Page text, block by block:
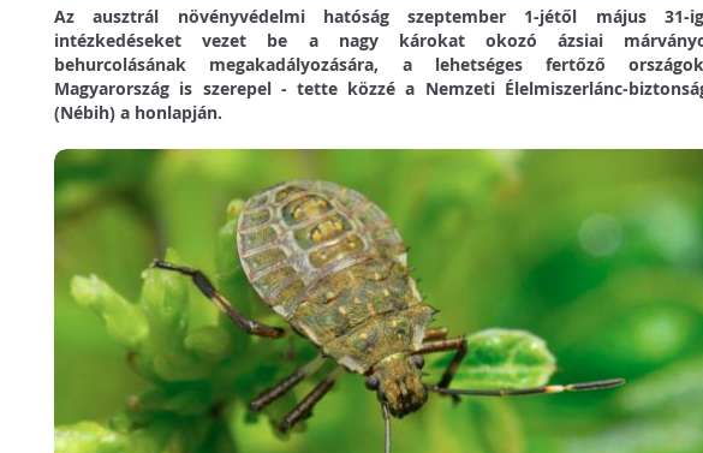
Az ausztrál növényvédelmi hatóság szeptember 1-jétől május 31-
intézkedéseket vezet be a nagy károkat okozó ázsiai
behurcolásának megakadályozására, a lehetséges fertőző
Magyarország is szerepel - tette közzé a Nemzeti Élelmiszerlánc-
(Nébih) a honlapján.